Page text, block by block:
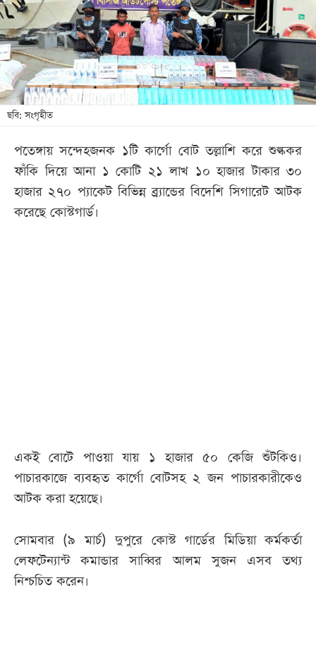
খেলা
বিনোদন
লাইফ
স্টাইল
শিক্ষা
সব
বিভাগ
ছবি: সংগৃহীত
পতেঙ্গায় সন্দেহজনক ১টি কার্গো বোট তল্লাশি করে শুল্ককর
ফাঁকি দিয়ে আনা ১ কোটি ২১ লাখ ১০ হাজার টাকার ৩০
হাজার ২৭০ প্যাকেট বিভিন্ন ব্র্যান্ডের বিদেশি সিগারেট আটক
করেছে কোস্টগার্ড।
একই বোটে পাওয়া যায় ১ হাজার ৫০ কেজি শুঁটকিও।
পাচারকাজে ব্যবহৃত কার্গো বোটসহ ২ জন পাচারকারীকেও
আটক করা হয়েছে।
সোমবার (৯ মার্চ) দুপুরে কোস্ট গার্ডের মিডিয়া কর্মকর্তা
লেফটেন্যান্ট কমান্ডার সাব্বির আলম সুজন এসব তথ্য
নিশ্চচিত করেন।